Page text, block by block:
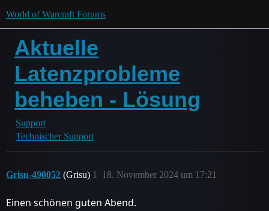
World of Warcraft Forums
Aktuelle
Latenzprobleme
beheben - Lösung
Support
Technischer Support
Grisu-490052 (Grisu) 18. November 2024 um 17:21
1
Einen schönen guten Abend.